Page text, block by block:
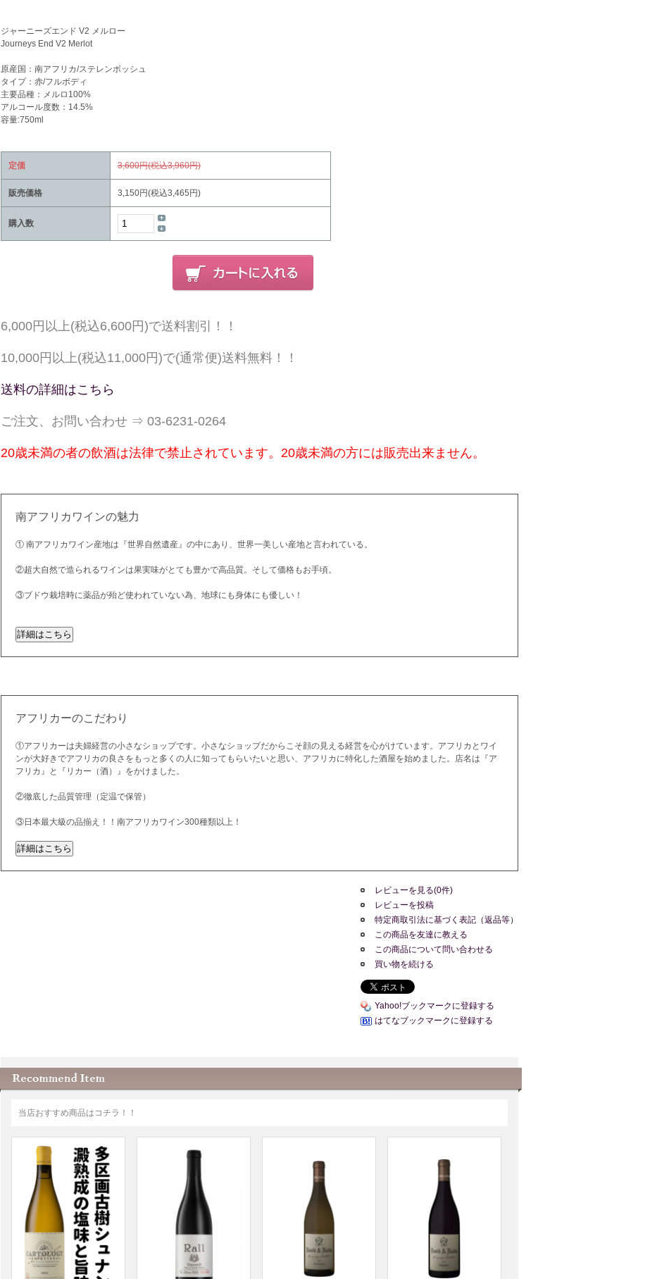
ジャーニーズエンド V2 メルロー
Journeys End V2 Merlot
原産国：南アフリカ/ステレンボッシュ
タイプ：赤/フルボディ
主要品種：メルロ100%
アルコール度数：14.5%
容量:750ml
定価 3,600円(税込3,960円)
販売価格 3,150円(税込3,465円)
購入数
6,000円以上(税込6,600円)で送料割引！！
10,000円以上(税込11,000円)で(通常便)送料無料！！
送料の詳細はこちら
ご注文、お問い合わせ ⇒ 03-6231-0264
20歳未満の者の飲酒は法律で禁止されています。20歳未満の方には販売出来ません。
南アフリカワインの魅力
① 南アフリカワイン産地は『世界自然遺産』の中にあり、世界一美しい産地と言われている。
②超大自然で造られるワインは果実味がとても豊かで高品質。そして価格もお手頃。
③ブドウ栽培時に薬品が殆ど使われていない為、地球にも身体にも優しい！
アフリカーのこだわり
①アフリカーは夫婦経営の小さなショップです。小さなショップだからこそ顔の見える経営を心がけています。アフリカとワイ
ンが大好きでアフリカの良さをもっと多くの人に知ってもらいたいと思い、アフリカに特化した酒屋を始めました。店名は『ア
フリカ』と『リカー（酒）』をかけました。
②徹底した品質管理（定温で保管）
③日本最大級の品揃え！！南アフリカワイン300種類以上！
レビューを見る(0件)
レビューを投稿
特定商取引法に基づく表記（返品等）
この商品を友達に教える
この商品について問い合わせる
買い物を続ける
Yahoo!ブックマークに登録する
はてなブックマークに登録する
当店おすすめ商品はコチラ！！